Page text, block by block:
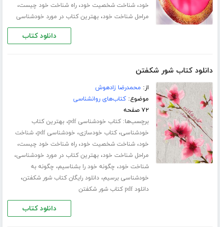
خود،شناخت شخصیت خود،راه شناخت خود چیست،
مراحل شناخت خود،بهترین کتاب در مورد خودشناسی
دانلود کتاب
دانلود کتاب شور شکفتن
از: محمدرضا زادهوش
موضوع:کتاب‌های روانشناسی
۷۲ صفحه
برچسب‌ها:کتاب خودشناسی pdf ،بهترین کتاب
خودشناسی،کتاب خودسازی، خودشناسی pdf ،شناخت
خود،شناخت شخصیت خود،راه شناخت خود چیست،
مراحل شناخت خود،بهترین کتاب در مورد خودشناسی،
شناخت خود، چگونه خود را بشناسیم، چگونه به
خودشناسی برسیم،دانلود رایگان کتاب شور شکفتن،
دانلود pdf کتاب شور شکفتن
دانلود کتاب